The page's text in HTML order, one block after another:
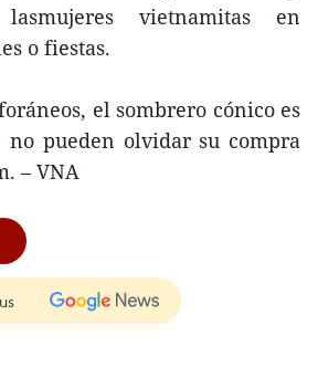
vietnamitas en
o fiestas.
el sombrero cónico es
no pueden olvidar su compra
– VNA